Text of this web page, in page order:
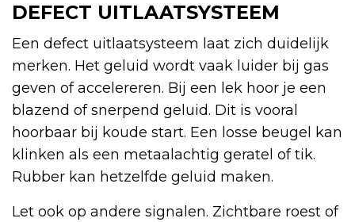
DEFECT UITLAATSYSTEEM
Een defect uitlaatsysteem laat zich duidelijk
merken. Het geluid wordt vaak luider bij gas
geven of accelereren. Bij een lek hoor je een
blazend of snerpend geluid. Dit is vooral
hoorbaar bij koude start. Een losse beugel kan
klinken als een metaalachtig geratel of tik.
Rubber kan hetzelfde geluid maken.
Let ook op andere signalen. Zichtbare roest of